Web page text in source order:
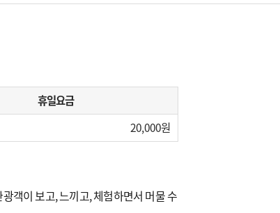
휴일요금
20,000
객이 보고, 느끼고, 체험하면서 머물 수